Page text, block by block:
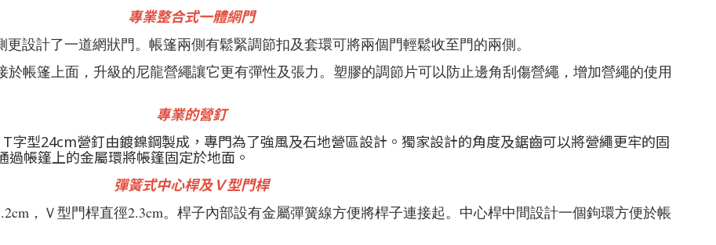
專業整合式一體網門
更設計了一道網狀門。帳篷兩側有鬆緊調節扣及套環可將兩個門輕鬆收至門的兩側。
帳篷上面，升級的尼龍營繩讓它更有彈性及張力。塑膠的調節片可以防止邊角刮傷營繩，增加營繩的使用
專業的營釘
字型24cm營釘由鍍鎳鋼製成，專門為了強風及石地營區設計。獨家設計的角度及鋸齒可以將營繩更牢的固
帳篷上的金屬環將帳篷固定於地面。
彈簧式中心桿及Ｖ型門桿
，Ｖ型門桿直徑2.3cm。桿子內部設有金屬彈簧線方便將桿子連接起。中心桿中間設計一個鉤環方便於帳